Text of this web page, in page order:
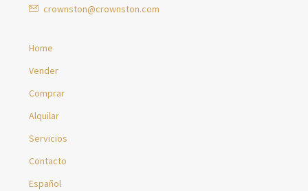
crownston@crownston.com
Home
Vender
Comprar
Alquilar
Servicios
Contacto
Español